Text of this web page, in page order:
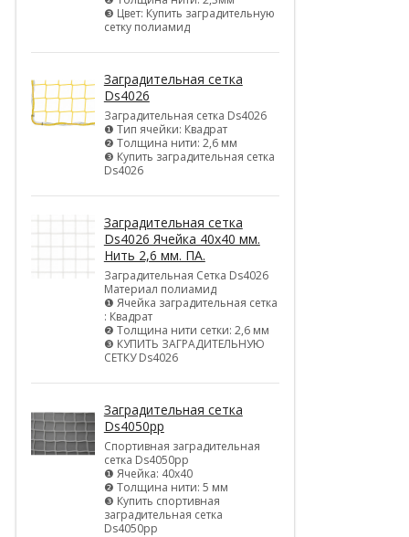
❸ Цвет: Купить заградительную
сетку полиамид
Заградительная сетка
Ds4026
Заградительная сетка Ds4026
❶ Тип ячейки: Квадрат
❷ Толщина нити: 2,6 мм
❸ Купить заградительная сетка
Ds4026
Заградительная сетка
Ds4026 Ячейка 40х40 мм.
Нить 2,6 мм. ПА.
Заградительная Сетка Ds4026
Материал полиамид
❶ Ячейка заградительная сетка
: Квадрат
❷ Толщина нити сетки: 2,6 мм
❸ КУПИТЬ ЗАГРАДИТЕЛЬНУЮ
СЕТКУ Ds4026
Заградительная сетка
Ds4050pp
Спортивная заградительная
сетка Ds4050pp
❶ Ячейка: 40х40
❷ Толщина нити: 5 мм
❸ Купить спортивная
заградительная сетка
Ds4050pp